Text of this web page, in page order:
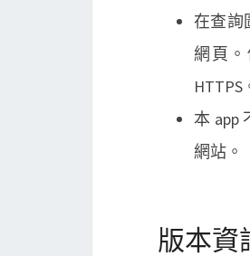
在查詢
網頁
HTTPS
本 app
網站。
版本資